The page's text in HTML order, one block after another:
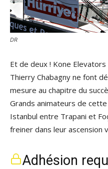
DR
Et de deux ! Kone
Thierry Chabagny ne font
mesure au chapitre du
Grands animateurs de
Istanbul entre Trapani et
freiner dans leur ascension
Adhésion